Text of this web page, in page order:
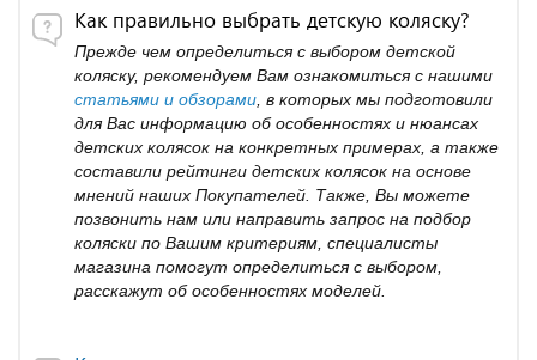
Как правильно выбрать детскую коляску?
Прежде чем определиться с выбором детской
коляску, рекомендуем Вам ознакомиться с нашими
статьями и обзорами , в которых мы подготовили
для Вас информацию об особенностях и нюансах
детских колясок на конкретных примерах, а также
составили рейтинги детских колясок на основе
мнений наших Покупателей. Также, Вы можете
позвонить нам или направить запрос на подбор
коляски по Вашим критериям, специалисты
магазина помогут определиться с выбором,
расскажут об особенностях моделей.